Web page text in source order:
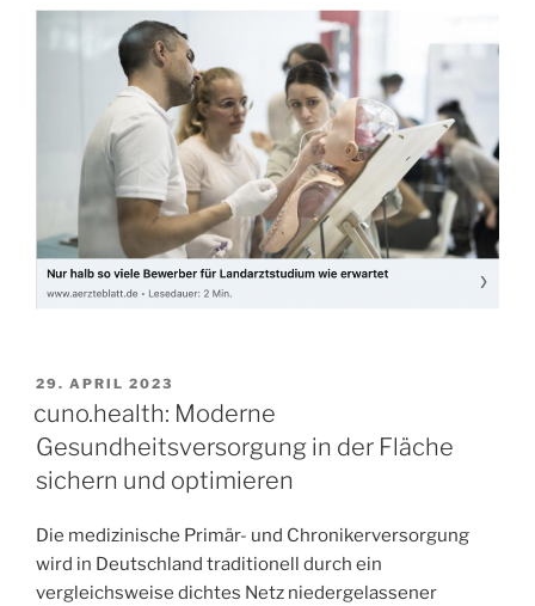
29. APRIL 2023
cuno.health: Moderne
Gesundheitsversorgung in der Fläche
sichern und optimieren
Die medizinische Primär- und Chronikerversorgung
wird in Deutschland traditionell durch ein
vergleichsweise dichtes Netz niedergelassener